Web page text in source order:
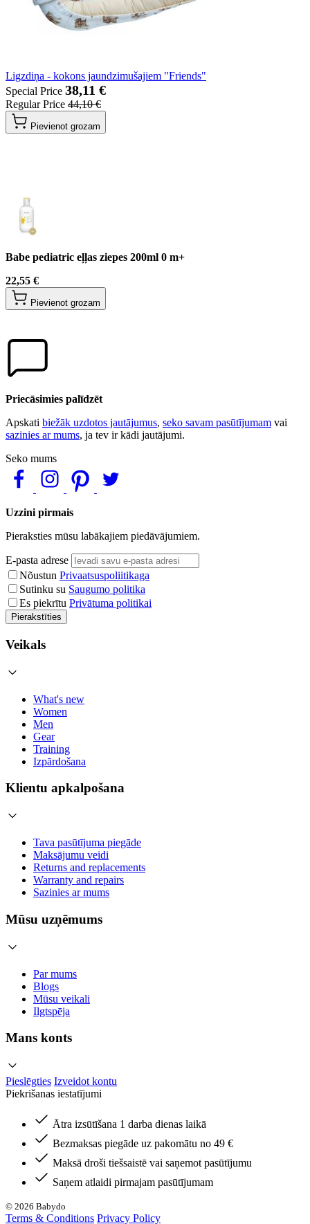
Ligzdiņa - kokons jaundzimušajiem "Friends"
Special Price 38,11 €
Regular Price 44,10 €
Pievienot grozam
Babe pediatric eļļas ziepes 200ml 0 m+
22,55 €
Pievienot grozam
Priecāsimies palīdzēt
Apskati biežāk uzdotos jautājumus, seko savam pasūtījumam vai
sazinies ar mums, ja tev ir kādi jautājumi.
Seko mums
Uzzini pirmais
Pieraksties mūsu labākajiem piedāvājumiem.
E-pasta adrese
Nõustun Privaatsuspoliitikaga
Sutinku su Saugumo politika
Es piekrītu Privātuma politikai
Pierakstīties
Veikals
What's new
Women
Men
Gear
Training
Izpārdošana
Klientu apkalpošana
Tava pasūtījuma piegāde
Maksājumu veidi
Returns and replacements
Warranty and repairs
Sazinies ar mums
Mūsu uzņēmums
Par mums
Blogs
Mūsu veikali
Ilgtspēja
Mans konts
Pieslēgties Izveidot kontu
Piekrišanas iestatījumi
Ātra izsūtīšana 1 darba dienas laikā
Bezmaksas piegāde uz pakomātu no 49 €
Maksā droši tiešsaistē vai saņemot pasūtījumu
Saņem atlaidi pirmajam pasūtījumam
© 2026 Babydo
Terms & Conditions Privacy Policy